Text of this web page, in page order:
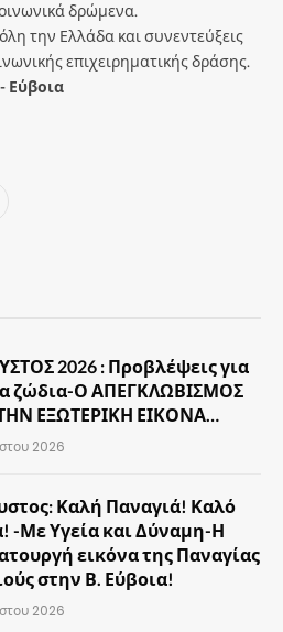
δρώμενα.
την Ελλάδα και συνεντεύξεις
επιχειρηματικής δράσης.
Εύβοια
2026 : Προβλέψεις για
ζώδια-Ο ΑΠΕΓΚΛΩΒΙΣΜΟΣ
ΕΞΩΤΕΡΙΚΗ ΕΙΚΟΝΑ…
2026
Καλή Παναγιά! Καλό
-Με Υγεία και Δύναμη-Η
εικόνα της Παναγίας
στην Β. Εύβοια!
2026